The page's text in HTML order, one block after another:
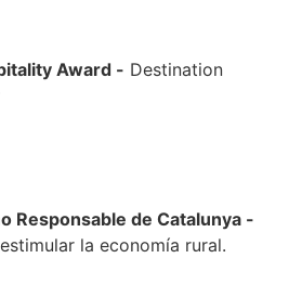
Award - Destination
Responsable de Catalunya -
la economía rural.